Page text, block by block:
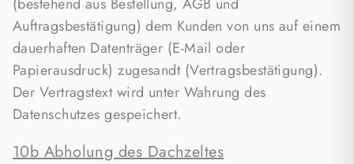
Auftragsbestätigung) dem Kunden von uns auf einem
dauerhaften Datenträger (E-Mail oder
Papierausdruck) zugesandt (Vertragsbestätigung).
Der Vertragstext wird unter Wahrung des
Datenschutzes gespeichert.
10b Abholung des Dachzeltes